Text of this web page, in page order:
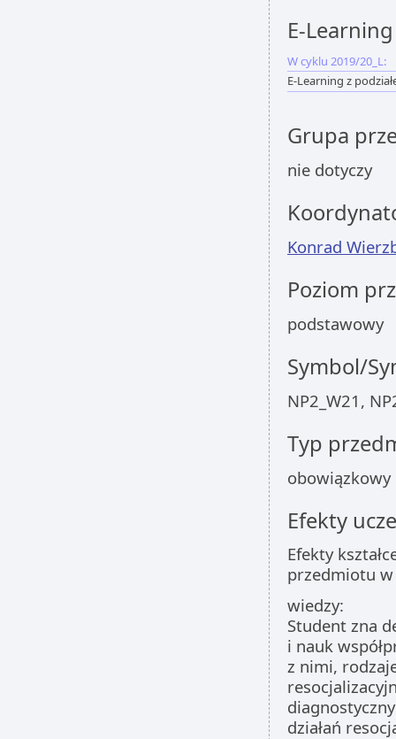
E-Learning
W cyklu 2019/20_L:
E-Learning z
Grupa
nie dotyczy
Konrad
Poziom
podstawowy
Symbol/
NP2_W21,
Typ
obowiązkowy
Efekty
Efekty
przedmiotu
wiedzy:
Student zna
i nauk
z nimi,
działań